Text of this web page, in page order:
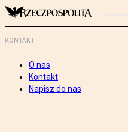
KONTAKT
O nas
Kontakt
Napisz do nas